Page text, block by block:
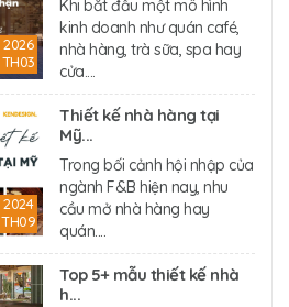
2026
TH03
Khi bắt đầu một mô hình
kinh doanh như quán café,
nhà hàng, trà sữa, spa hay
cửa....
2024
TH09
Thiết kế nhà hàng tại
Mỹ...
Trong bối cảnh hội nhập của
ngành F&B hiện nay, nhu
cầu mở nhà hàng hay
quán....
Top 5+ mẫu thiết kế nhà
h...